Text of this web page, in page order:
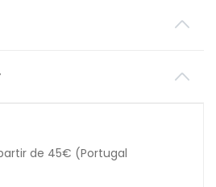
de 45€ (Portugal